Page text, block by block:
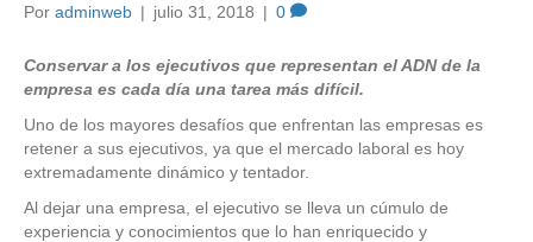
Por adminweb | julio 31, 2018 | 0
Conservar a los ejecutivos que representan el ADN de la
empresa es cada día una tarea más difícil.
Uno de los mayores desafíos que enfrentan las empresas es
retener a sus ejecutivos, ya que el mercado laboral es hoy
extremadamente dinámico y tentador.
Al dejar una empresa, el ejecutivo se lleva un cúmulo de
experiencia y conocimientos que lo han enriquecido y